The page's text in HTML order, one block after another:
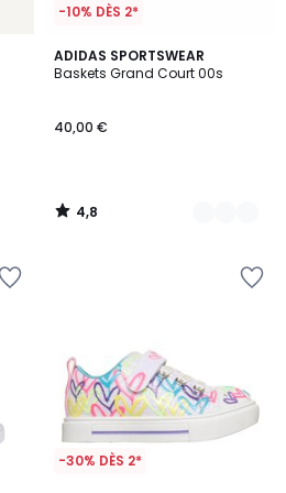
-10% DÈS 2*
ADIDAS SPORTSWEAR
Baskets Grand Court 00s
40,00 €
4,8
/ 5
3
Couleurs
4,8
/
-30% DÈS 2*